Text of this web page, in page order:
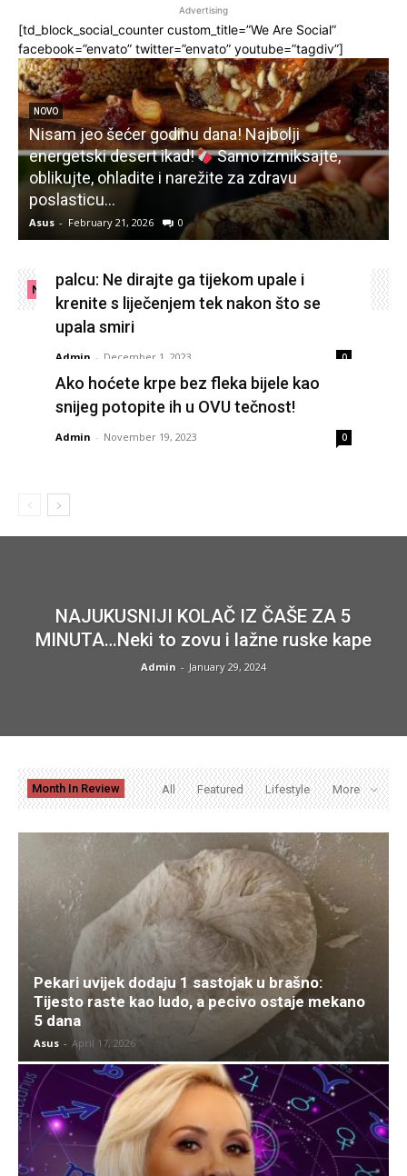
Advertising
[td_block_social_counter custom_title=”We Are Social”
facebook=”envato” twitter=”envato” youtube=”tagdiv”]
NOVO
Nisam jeo šećer godinu dana! Najbolji
energetski desert ikad!
Samo izmiksajte,
oblikujte, ohladite i narežite za zdravu
poslasticu…
Asus - February 21, 2026 0
New Collections
palcu: Ne dirajte ga tijekom upale i
krenite s liječenjem tek nakon što se
upala smiri
Admin - December 1, 2023 0
Ako hoćete krpe bez fleka bijele kao
snijeg potopite ih u OVU tečnost!
Admin - November 19, 2023 0
NAJUKUSNIJI KOLAČ IZ ČAŠE ZA 5
MINUTA…Neki to zovu i lažne ruske kape
Admin - January 29, 2024
Month In Review All Featured Lifestyle More
Pekari uvijek dodaju 1 sastojak u brašno:
Tijesto raste kao ludo, a pecivo ostaje mekano
5 dana
Asus - April 17, 2026